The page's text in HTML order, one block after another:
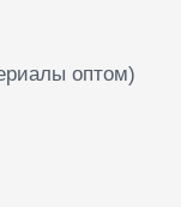
оптом)